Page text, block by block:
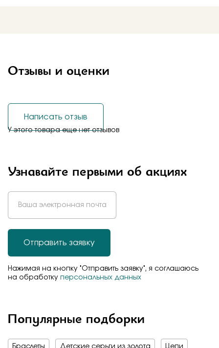
Отзывы и оценки
У этого товара еще нет отзывов
Написать отзыв
Узнавайте первыми об акциях
Отправить заявку
Нажимая на кнопку "Отправить заявку", я соглашаюсь
на обработку персональных данных
Популярные подборки
Браслеты Детские серьги из золота Цепи